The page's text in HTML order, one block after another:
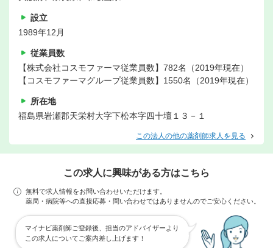
設立
1989年12月
従業員数
【株式会社コスモファーマ従業員数】782名（2019年現在）
【コスモファーマグループ従業員数】1550名（2019年現在）
所在地
福島県岩瀬郡天栄村大字下松本字四十壇１３－１
この法人の他の薬剤師求人を見る
この求人に興味がある方はこちら
無料で求人情報をお問い合わせいただけます。
薬局・病院等への直接応募・問い合わせではありませんのでご安心ください。
マイナビ薬剤師ご登録後、担当のアドバイザーより
この求人についてご案内差し上げます！